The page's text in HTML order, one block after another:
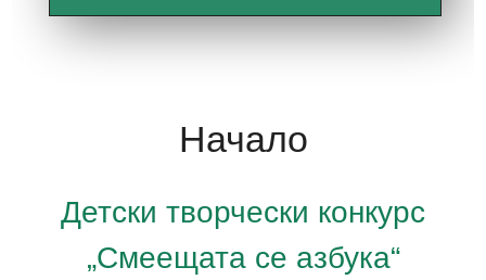
Начало
Детски творчески конкурс
„Смеещата се азбука“